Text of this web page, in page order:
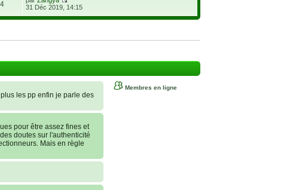
31 Déc 2019, 14:15
les pp enfin je parle des
pour être assez fines et
doutes sur l'authenticité
Mais en règle
Membres en ligne